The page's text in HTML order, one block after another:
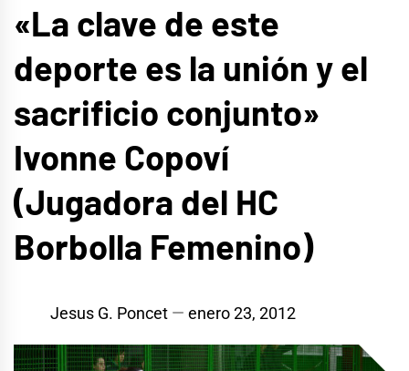
«La clave de este
deporte es la unión y el
sacrificio conjunto»
Ivonne Copoví
(Jugadora del HC
Borbolla Femenino)
Jesus G. Poncet enero 23, 2012